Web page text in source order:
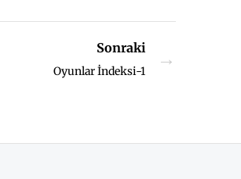
Sonraki
Oyunlar İndeksi-1
→